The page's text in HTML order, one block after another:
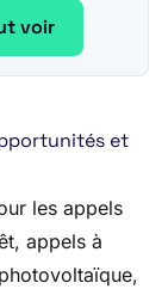
voir
et
les appels
appels à